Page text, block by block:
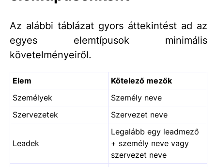
Az alábbi táblázat gyors áttekintést ad az
egyes elemtípusok minimális
követelményeiről.
Elem
Kötelező mezők
Személyek
Személy neve
Szervezetek
Szervezet neve
Leadek
Legalább egy leadmező
+ személy neve vagy
szervezet neve